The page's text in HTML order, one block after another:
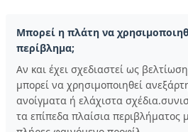
Μπορεί η πλάτη να
περίβλημα;
Αν και έχει σχεδιαστεί ως
μπορεί να χρησιμοποιηθεί
ανοίγματα ή ελάχιστα
τα επίπεδα πλαίσια περιβλήματος